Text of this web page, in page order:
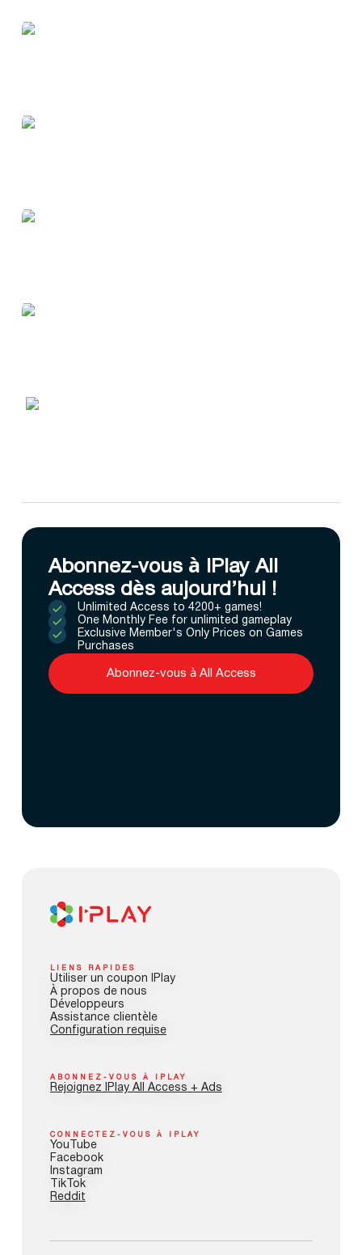
Abonnez-vous à IPlay All
Access dès aujourd’hui !
Unlimited Access to 4200+ games!
One Monthly Fee for unlimited gameplay
Exclusive Member's Only Prices on Games
Purchases
Abonnez-vous à All Access
LIENS RAPIDES
Utiliser un coupon IPlay
À propos de nous
Développeurs
Assistance clientèle
Configuration requise
ABONNEZ-VOUS À IPLAY
Rejoignez IPlay All Access + Ads
CONNECTEZ-VOUS À IPLAY
YouTube
Facebook
Instagram
TikTok
Reddit